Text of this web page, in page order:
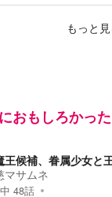
もっと
おもしろかっ
候補、眷属少女と
マサムネ
48話